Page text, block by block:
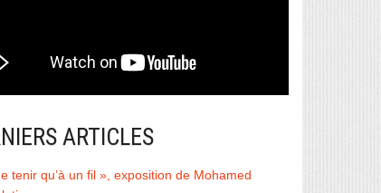
ARTICLES
tenir qu’à un fil », exposition de Mohamed